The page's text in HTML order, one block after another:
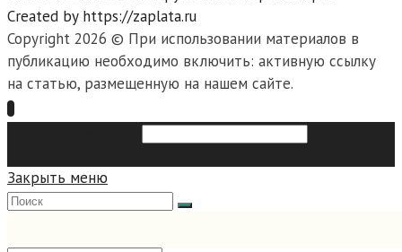
Created by https://zaplata.ru
Copyright 2026 © При использовании материалов в
публикацию необходимо включить: активную ссылку
на статью, размещенную на нашем сайте.
Закрыть меню